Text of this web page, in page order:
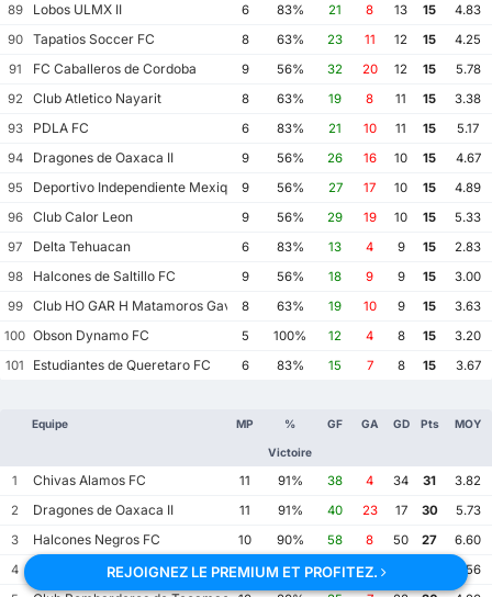
89
Lobos ULMX II 6 83% 21 8 13 15
4.83
90
Tapatios Soccer FC 8 63% 23 11 12 15
4.25
91
FC Caballeros de Cordoba 9 56% 32 20 12 15
5.78
92
Club Atletico Nayarit 8 63% 19 8 11 15
3.38
93
PDLA FC 6 83% 21 10 11 15
5.17
94
Dragones de Oaxaca II 9 56% 26 16 10 15
4.67
95
Deportivo Independiente Mexiquense
9 56% 27 17 10 15
4.89
96
Club Calor Leon 9 56% 29 19 10 15
5.33
97
Delta Tehuacan 6 83% 13 4 9 15
2.83
98
Halcones de Saltillo FC 9 56% 18 9 9 15
3.00
99
Club HO GAR H Matamoros Gavilanes FC Matamoros II
8 63% 19 10 9 15
3.63
100 Obson Dynamo FC 5 100% 12 4 8 15
3.20
101
Estudiantes de Queretaro FC 6 83% 15 7 8 15 3.67
Equipe MP %
Victoire
GF GA GD Pts MOY
1 Chivas Alamos FC 11 91% 38 4 34 31
3.82
2
Dragones de Oaxaca II 11 91% 40 23 17 30
5.73
3
Halcones Negros FC 10 90% 58 8 50 27
6.60
4
FC Santiago II 9 100% 25 7
3.56
REJOIGNEZ LE PREMIUM ET PROFITEZ.